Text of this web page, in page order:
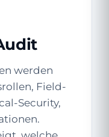
werden
Field-
Security,